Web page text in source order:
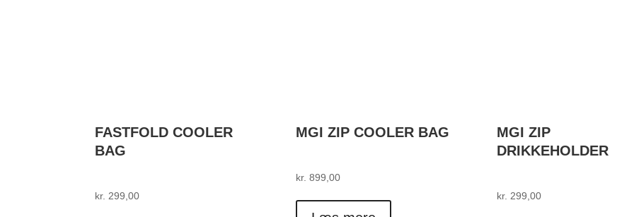
FASTFOLD COOLER
BAG
kr. 299,00
MGI ZIP COOLER BAG
kr. 899,00
MGI ZIP
DRIKKEHOLDER
kr. 299,00